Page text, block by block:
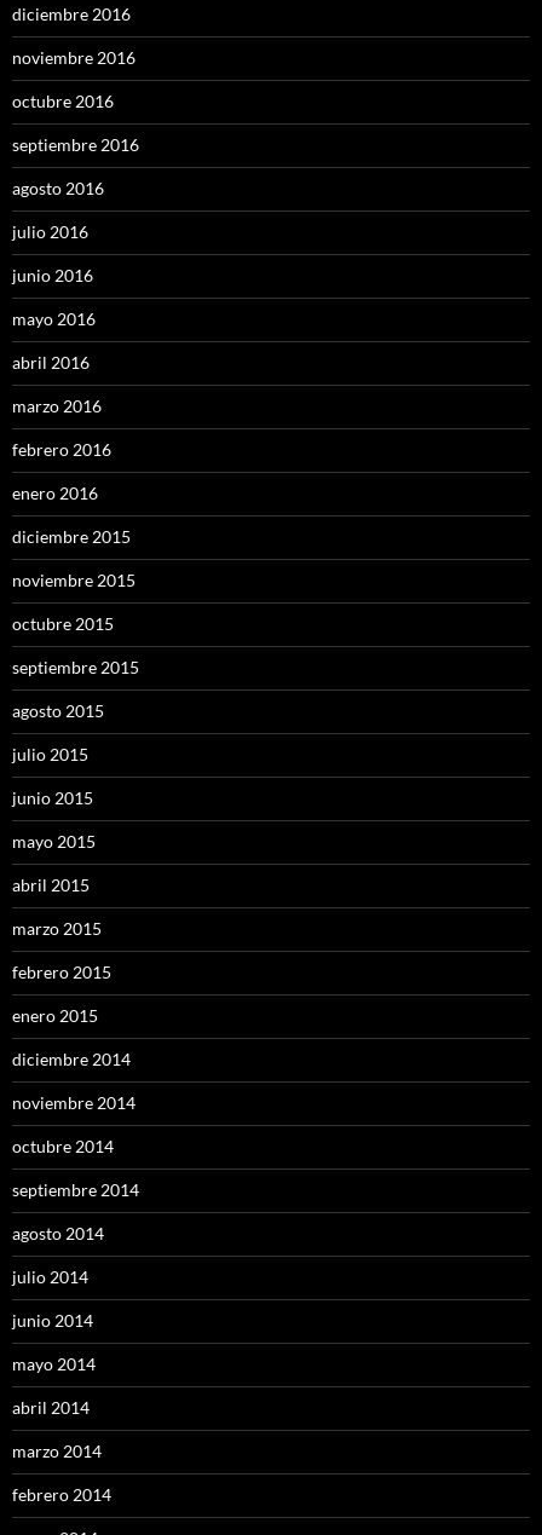
diciembre 2016
noviembre 2016
octubre 2016
septiembre 2016
agosto 2016
julio 2016
junio 2016
mayo 2016
abril 2016
marzo 2016
febrero 2016
enero 2016
diciembre 2015
noviembre 2015
octubre 2015
septiembre 2015
agosto 2015
julio 2015
junio 2015
mayo 2015
abril 2015
marzo 2015
febrero 2015
enero 2015
diciembre 2014
noviembre 2014
octubre 2014
septiembre 2014
agosto 2014
julio 2014
junio 2014
mayo 2014
abril 2014
marzo 2014
febrero 2014